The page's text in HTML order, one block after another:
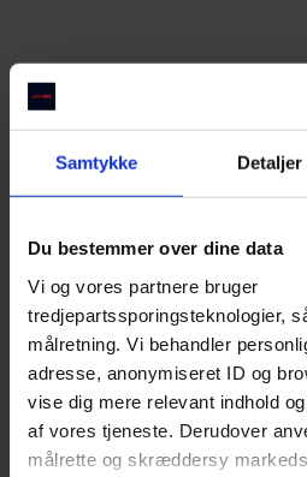
Samtykke Detaljer
Du bestemmer over dine data
Vi og vores partnere bruger
tredjepartssporingsteknologier,
målretning. Vi behandler
adresse, anonymiseret ID og
vise dig mere relevant indhold
af vores tjeneste. Derudover
målrette og skræddersy
Cap Horn
Indre By
Genskabte danske klassikere
råvarer og hjertet
Italienske restauranter i
De bedste restauranter i Aarhus
Restauranter på Østerbro
Restauranter på Amager
Restauranter på Nørrebro
Sushirestauranter i København
Cocktailbarer i København
Indiske restauranter i